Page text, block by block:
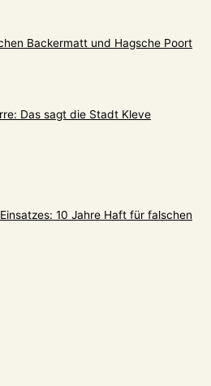
Backermatt und Hagsche Poort
Das sagt die Stadt Kleve
10 Jahre Haft für falschen